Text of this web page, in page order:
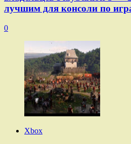
лучшим для консоли по
0
Xbox